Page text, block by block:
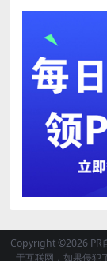
Copyright ©2026 PR
于互联网，如果侵犯